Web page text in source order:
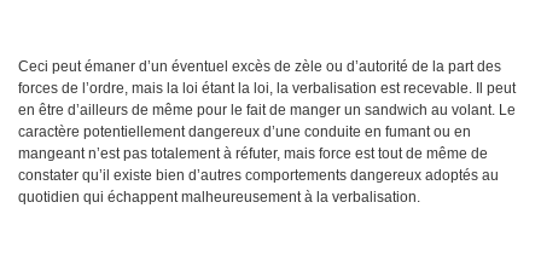
Ceci peut émaner d’un éventuel excès de zèle ou d’autorité de la part des
forces de l’ordre, mais la loi étant la loi, la verbalisation est recevable. Il peut
en être d’ailleurs de même pour le fait de manger un sandwich au volant. Le
caractère potentiellement dangereux d’une conduite en fumant ou en
mangeant n’est pas totalement à réfuter, mais force est tout de même de
constater qu’il existe bien d’autres comportements dangereux adoptés au
quotidien qui échappent malheureusement à la verbalisation.